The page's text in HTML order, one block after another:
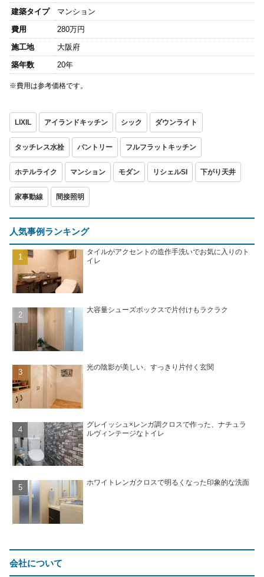
建築タイプ
マンション
費用
280万円
施工地
大阪府
築年数
20年
※費用は参考価格です。
LIXIL アイランドキッチン シック ダウンライト
タッチレス水栓 パントリー フルフラットキッチン
ホテルライク マンション モダン リシェルSI 下がり天井
家事動線 間接照明
人気事例ランキング
タイルがアクセントの造作手洗いでお気に入りのト
イレ
大容量シューズボックスで片付けもラクラク
光の陰影が美しい、すっきり片付く玄関
グレイッシュ×レンガ調クロスで作った、ナチュラ
ルヴィンテージなトイレ
ホワイトレンガクロスで明るくなった印象的な洗面
会社について